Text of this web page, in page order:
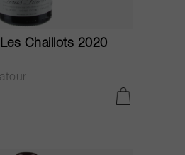
Chaillots 2020